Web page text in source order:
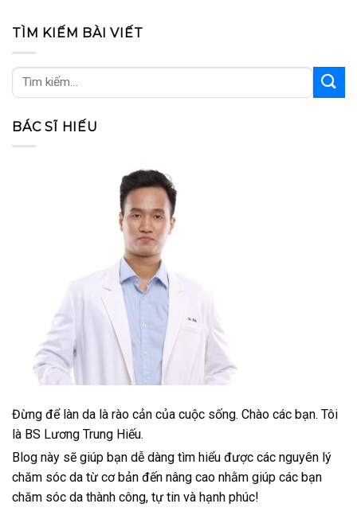
TÌM KIẾM BÀI VIẾT
BÁC SĨ HIẾU
Đừng để làn da là rào cản của cuộc sống. Chào các bạn. Tôi
là BS Lương Trung Hiếu.
Blog này sẽ giúp bạn dễ dàng tìm hiểu được các nguyên lý
chăm sóc da từ cơ bản đến nâng cao nhằm giúp các bạn
chăm sóc da thành công, tự tin và hạnh phúc!